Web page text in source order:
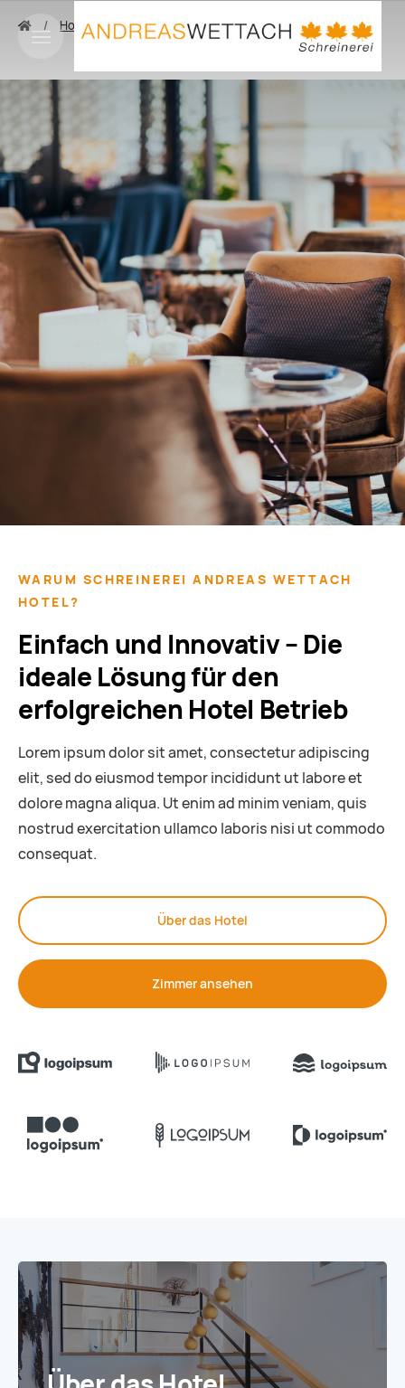
Hotel Hotel Home
WARUM SCHREINEREI ANDREAS WETTACH
HOTEL?
Einfach und Innovativ – Die
ideale Lösung für den
erfolgreichen Hotel Betrieb
Lorem ipsum dolor sit amet, consectetur adipiscing
elit, sed do eiusmod tempor incididunt ut labore et
dolore magna aliqua. Ut enim ad minim veniam, quis
nostrud exercitation ullamco laboris nisi ut commodo
consequat.
Über das Hotel
Zimmer ansehen